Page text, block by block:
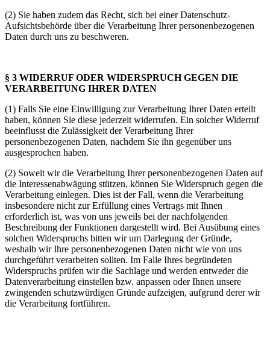
(2) Sie haben zudem das Recht, sich bei einer Datenschutz-
Aufsichtsbehörde über die Verarbeitung Ihrer personenbezogenen
Daten durch uns zu beschweren.
§ 3 WIDERRUF ODER WIDERSPRUCH GEGEN DIE
VERARBEITUNG IHRER DATEN
(1) Falls Sie eine Einwilligung zur Verarbeitung Ihrer Daten erteilt
haben, können Sie diese jederzeit widerrufen. Ein solcher Widerruf
beeinflusst die Zulässigkeit der Verarbeitung Ihrer
personenbezogenen Daten, nachdem Sie ihn gegenüber uns
ausgesprochen haben.
(2) Soweit wir die Verarbeitung Ihrer personenbezogenen Daten auf
die Interessenabwägung stützen, können Sie Widerspruch gegen die
Verarbeitung einlegen. Dies ist der Fall, wenn die Verarbeitung
insbesondere nicht zur Erfüllung eines Vertrags mit Ihnen
erforderlich ist, was von uns jeweils bei der nachfolgenden
Beschreibung der Funktionen dargestellt wird. Bei Ausübung eines
solchen Widerspruchs bitten wir um Darlegung der Gründe,
weshalb wir Ihre personenbezogenen Daten nicht wie von uns
durchgeführt verarbeiten sollten. Im Falle Ihres begründeten
Widerspruchs prüfen wir die Sachlage und werden entweder die
Datenverarbeitung einstellen bzw. anpassen oder Ihnen unsere
zwingenden schutzwürdigen Gründe aufzeigen, aufgrund derer wir
die Verarbeitung fortführen.